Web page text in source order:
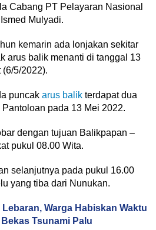
Cabang PT Pelayaran Nasional
Mulyadi.
kemarin ada lonjakan sekitar
arus balik menanti di tanggal 13
(6/5/2022).
puncak arus balik terdapat dua
pada 13 Mei 2022.
dengan tujuan Balikpapan –
pukul 08.00 Wita.
selanjutnya pada pukul 16.00
yang tiba dari Nunukan.
Lebaran, Warga Habiskan Waktu
Tsunami Palu